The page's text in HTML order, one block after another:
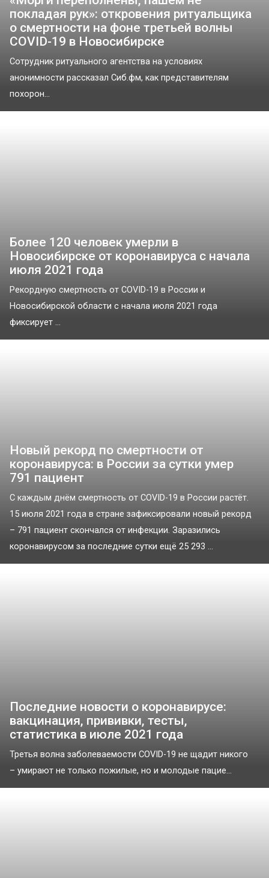
покладая рук»: откровения ритуальщика
о смертности на фоне третьей волны
COVID-19 в Новосибирске
Сотрудник ритуального агентства на условиях
анонимности рассказал Сиб.фм, как представителям
похорон...
Более 120 человек умерли в
Новосибирске от коронавируса с начала
июля 2021 года
Рекордную смертность от COVID-19 в России и
Новосибирской области с начала июля 2021 года
фиксирует ...
Новый рекорд по смертности от
коронавируса: в России за сутки умер
791 пациент
С каждым днём смертность от COVID-19 в России растёт.
15 июля 2021 года в стране зафиксировали новый рекорд
– 791 пациент скончался от инфекции. Заразились
коронавирусом за последние сутки ещё 25 293 ...
Последние новости о коронавирусе:
вакцинация, прививки, тесты,
статистика в июле 2021 года
Третья волна заболеваемости COVID-19 не щадит никого
– умирают не только пожилые, но и молодые пацие...